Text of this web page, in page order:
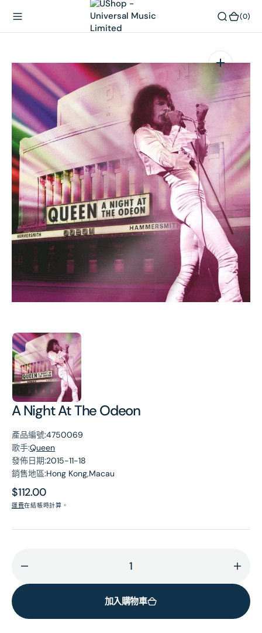
(0)
A Night At The Odeon
產品編號:4750069
歌手:Queen
發佈日期:2015-11-18
銷售地區:Hong Kong,Macau
原
價
$112.00
運費在結帳時計算。
Night
增
加
Night
加入購物車
在
相
簿
中
開
1
張